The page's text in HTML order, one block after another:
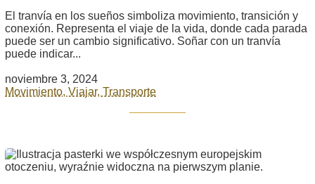
El tranvía en los sueños simboliza movimiento, transición y
conexión. Representa el viaje de la vida, donde cada parada
puede ser un cambio significativo. Soñar con un tranvía
puede indicar...
noviembre 3, 2024
Movimiento, Viajar, Transporte